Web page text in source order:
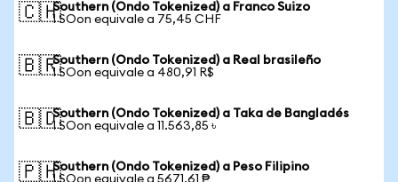
🇨🇭Southern (Ondo Tokenized) a Franco Suizo
1 SOon equivale a 75,45 CHF
🇧🇷Southern (Ondo Tokenized) a Real brasileño
1 SOon equivale a 480,91 R$
🇧🇩Southern (Ondo Tokenized) a Taka de Bangladés
1 SOon equivale a 11.563,85 ৳
🇵🇭Southern (Ondo Tokenized) a Peso Filipino
1 SOon equivale a 5671,61 ₱